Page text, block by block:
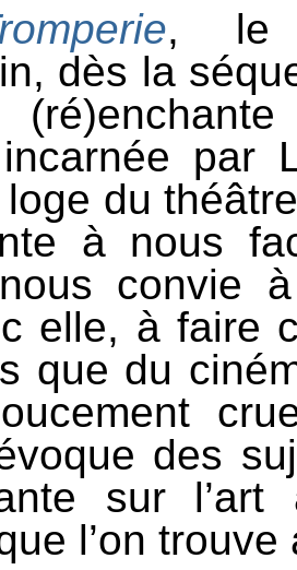
, le
dès la
incarnée
du
à nous
convie
elle, à faire
que du
des
sur
l’on